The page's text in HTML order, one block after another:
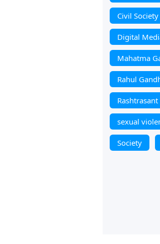
Civil Society
Digital
Mahatma
Rahul
sexual
Society